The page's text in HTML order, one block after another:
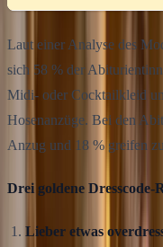
Laut einer Analyse des
sich 58 % der
Midi- oder Cocktailkleid
Hosenanzüge. Bei den
Anzug und 18 % greifen
Drei goldene
Lieber etwas